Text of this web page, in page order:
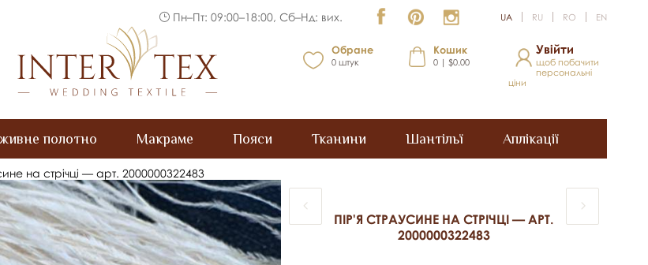
Пн–Пт: 09:00–18:00, Сб–Нд: вих. UA RU RO EN
Обране
0 штук
Кошик
0 | $0.00
Увійти
щоб побачити
персональні
ціни
полотно Макраме Пояси Тканини Шантільї Аплікації
на стрічці — арт. 2000000322483
ПІР'Я СТРАУСИНЕ НА СТРІЧЦІ — АРТ.
2000000322483